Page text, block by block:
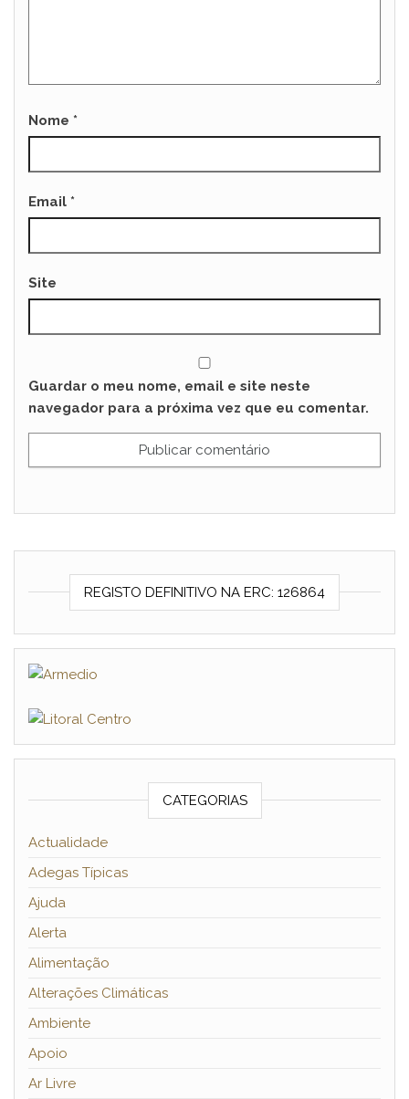
Nome *
Email *
Site
Guardar o meu nome, email e site neste
navegador para a próxima vez que eu comentar.
REGISTO DEFINITIVO NA ERC: 126864
CATEGORIAS
Actualidade
Adegas Típicas
Ajuda
Alerta
Alimentação
Alterações Climáticas
Ambiente
Apoio
Ar Livre